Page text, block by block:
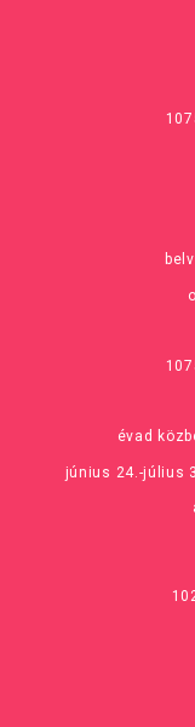
évad
június 24.-július